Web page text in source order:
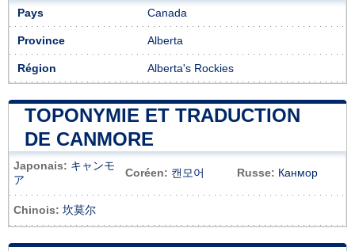
Pays Canada
Province Alberta
Région Alberta's Rockies
TOPONYMIE ET TRADUCTION
DE CANMORE
Japonais: キャンモ
ア
Coréen: 캔모어 Russe: Канмор
Chinois: 坎莫尔